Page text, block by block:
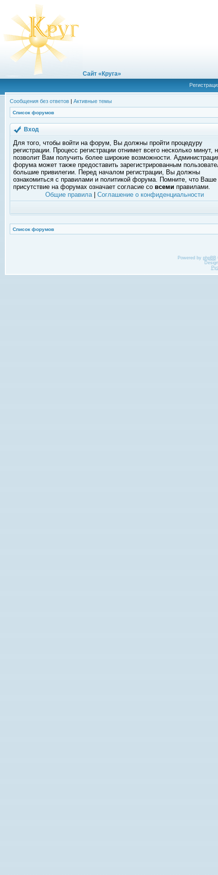
Сайт «Круга»
Сообщения без ответов | Активные темы
Список форумов
Вход
Для того, чтобы войти на форум, Вы должны пройти процедуру
регистрации. Процесс регистрации отнимет всего несколько минут,
позволит Вам получить более широкие возможности.
форума может также предоставить зарегистрированным
большие привилегии. Перед началом регистрации, Вы должны
ознакомиться с правилами и политикой форума. Помните, что Ваше
присутствие на форумах означает согласие со всеми правилами.
Общие правила| Соглашение о конфиденциальности
Список форумов
Powered by phpBB